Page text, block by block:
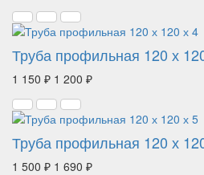
Труба профильная 120 х
1 150 ₽ 1 200 ₽
Труба профильная 120 х
1 500 ₽ 1 690 ₽